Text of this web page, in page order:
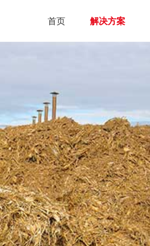
首页 解决方案